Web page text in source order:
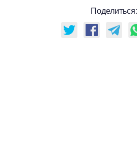
Поделиться: